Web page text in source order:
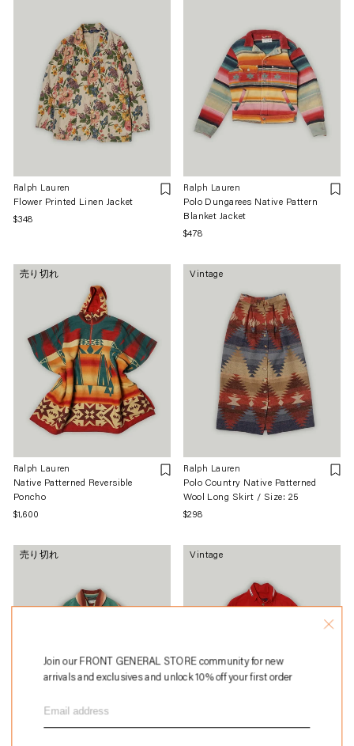
Ralph Lauren
Flower Printed Linen Jacket
通
格
$348
Ralph Lauren
Polo Dungarees Native Pattern
Blanket Jacket
通
価
格
$478
売り切れ
Ralph Lauren
Native Patterned Reversible
Poncho
通
価
格
$1,600
Vintage
Ralph Lauren
Polo Country Native Patterned
Wool Long Skirt / Size: 25
通
価
格
$298
売り切れ Vintage
Join our FRONT GENERAL STORE community for new
arrivals and exclusives and unlock 10% off your first order